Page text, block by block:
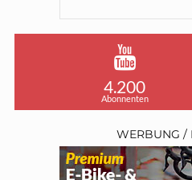
4.200
Abonnenten
WERBUNG /